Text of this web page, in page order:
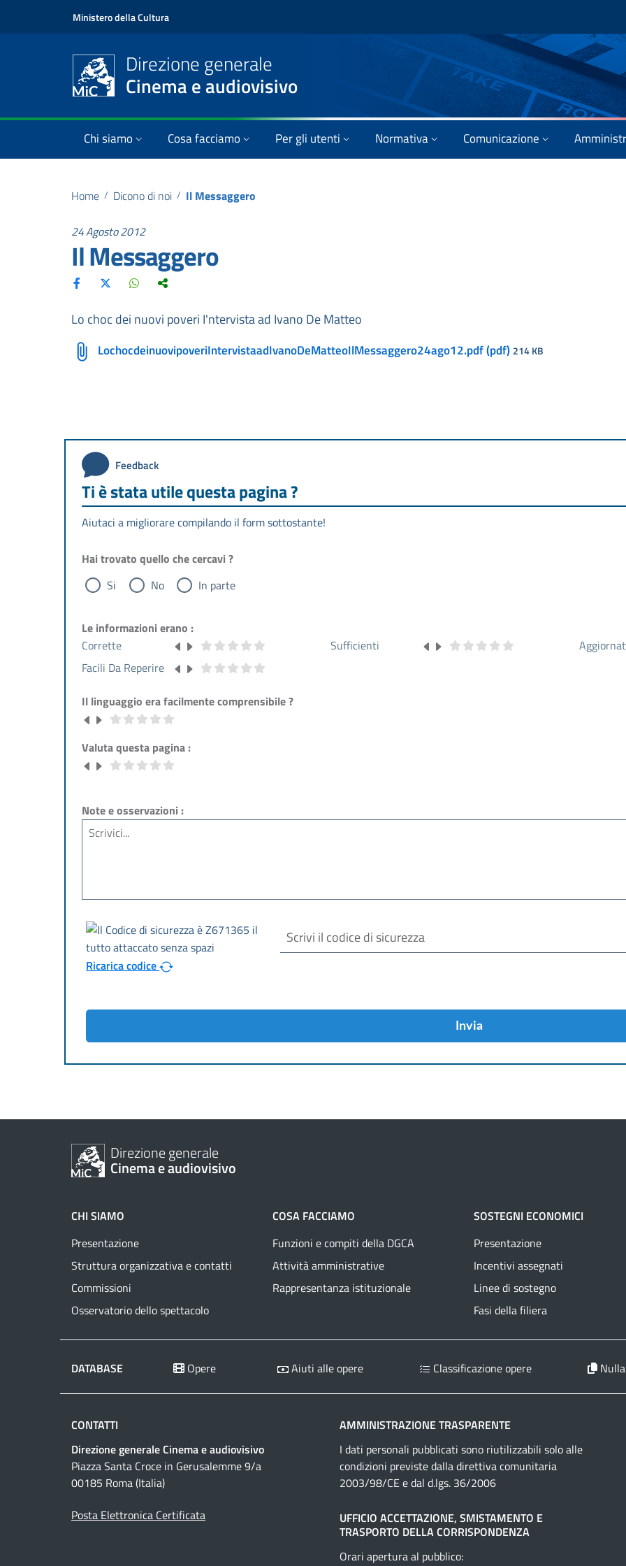
Ministero della Cultura
Direzione generale
Cinema e audiovisivo
Chi siamo Cosa facciamo Per gli utenti Normativa Comunicazione
Home / Dicono di noi / Il Messaggero
24 Agosto 2012
Il Messaggero
Lo choc dei nuovi poveri I'ntervista ad Ivano De Matteo
LochocdeinuovipoveriIntervistaadIvanoDeMatteoIlMessaggero24ago12.pdf (pdf) 214 KB
Feedback
Ti è stata utile questa pagina ?
Aiutaci a migliorare compilando il form sottostante!
Hai trovato quello che cercavi ?
Si
No In parte
Le informazioni erano :
Corrette
Sufficienti
Facili Da Reperire
Il linguaggio era facilmente comprensibile ?
Valuta questa pagina :
Note e osservazioni :
Ricarica codice
Invia
Direzione generale
Cinema e audiovisivo
CHI SIAMO
Presentazione
Struttura organizzativa e contatti
Commissioni
Osservatorio dello spettacolo
COSA FACCIAMO
Funzioni e compiti della DGCA
Attività amministrative
Rappresentanza istituzionale
SOSTEGNI ECONOMICI
Presentazione
Incentivi assegnati
Linee di sostegno
Fasi della filiera
DATABASE Opere Aiuti alle opere Classificazione opere
CONTATTI
Direzione generale Cinema e audiovisivo
Piazza Santa Croce in Gerusalemme 9/a
00185 Roma (Italia)
Posta Elettronica Certificata
AMMINISTRAZIONE TRASPARENTE
I dati personali pubblicati sono riutilizzabili solo alle
condizioni previste dalla direttiva comunitaria
2003/98/CE e dal d.lgs. 36/2006
UFFICIO ACCETTAZIONE, SMISTAMENTO E
TRASPORTO DELLA CORRISPONDENZA
Orari apertura al pubblico: